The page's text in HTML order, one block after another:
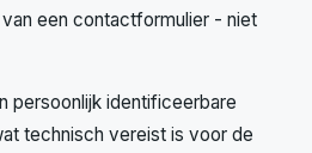
een contactformulier - niet
persoonlijk identificeerbare
technisch vereist is voor de